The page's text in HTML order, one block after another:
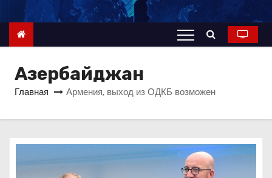
Азербайджан
Главная Армения, выход из ОДКБ возможен